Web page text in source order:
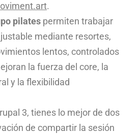
.
pilates permiten trabajar
mediante resortes,
lentos, controlados
la fuerza del core, la
y la flexibilidad
3, tienes lo mejor de dos
de compartir la sesión